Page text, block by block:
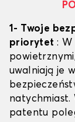
1- Twoje
priorytet: W
uwalniają je
natychmiast.
patentu